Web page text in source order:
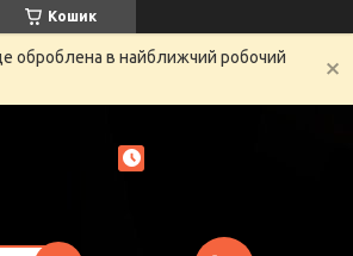
Кошик
оброблена в найближчий робочий